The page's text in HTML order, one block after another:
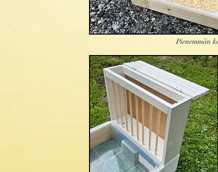
Pienemmän